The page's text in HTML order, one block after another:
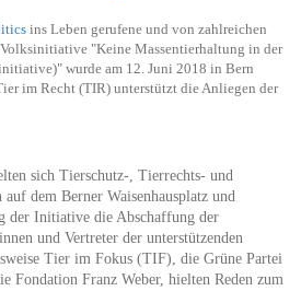
ins Leben gerufene und von zahlreichen
"Keine Massentierhaltung in der
wurde am 12. Juni 2018 in Bern
im Recht (TIR) unterstützt die Anliegen der
sich Tierschutz-, Tierrechts- und
dem Berner Waisenhausplatz und
der Initiative die Abschaffung der
und Vertreter der unterstützenden
Tier im Fokus (TIF), die Grüne Partei
Fondation Franz Weber, hielten Reden zum